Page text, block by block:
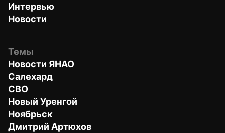
Интервью
Новости
Темы
Новости ЯНАО
Салехард
СВО
Новый Уренгой
Ноябрьск
Дмитрий Артюхов